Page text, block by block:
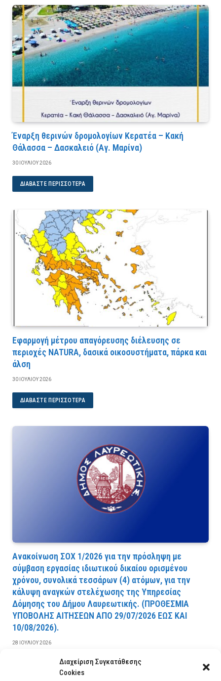
Διαχείριση Συγκατάθεσης
Cookies
Έναρξη θερινών δρομολογίων Κερατέα – Κακή
Θάλασσα – Δασκαλειό (Αγ. Μαρίνα)
30 ΙΟΥΛΊΟΥ 2026
ΔΙΑΒΆΣΤΕ ΠΕΡΙΣΣΌΤΕΡΑ
Εφαρμογή μέτρου απαγόρευσης διέλευσης σε
περιοχές NATURA, δασικά οικοσυστήματα, πάρκα και
άλση
30 ΙΟΥΛΊΟΥ 2026
ΔΙΑΒΆΣΤΕ ΠΕΡΙΣΣΌΤΕΡΑ
Ανακοίνωση ΣΟΧ 1/2026 για την πρόσληψη με
σύμβαση εργασίας ιδιωτικού δικαίου ορισμένου
χρόνου, συνολικά τεσσάρων (4) ατόμων, για την
κάλυψη αναγκών στελέχωσης της Υπηρεσίας
Δόμησης του Δήμου Λαυρεωτικής. (ΠPOΘEΣMIA
YΠOBOΛHΣ AITHΣEΩN AΠO 29/07/2026 EΩΣ KAI
10/08/2026).
28 ΙΟΥΛΊΟΥ 2026
ΔΙΑΒΆΣΤΕ ΠΕΡΙΣΣΌΤΕΡΑ